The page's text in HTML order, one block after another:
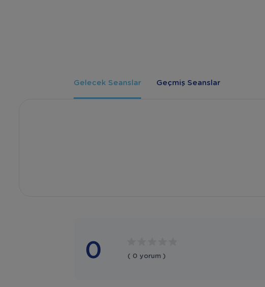
Gelecek Seanslar Geçmiş Seanslar
0 ( 0 yorum )